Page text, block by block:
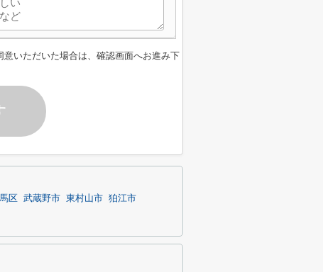
いただいた場合は、確認画面へお進み下
区 武蔵野市 東村山市 狛江市